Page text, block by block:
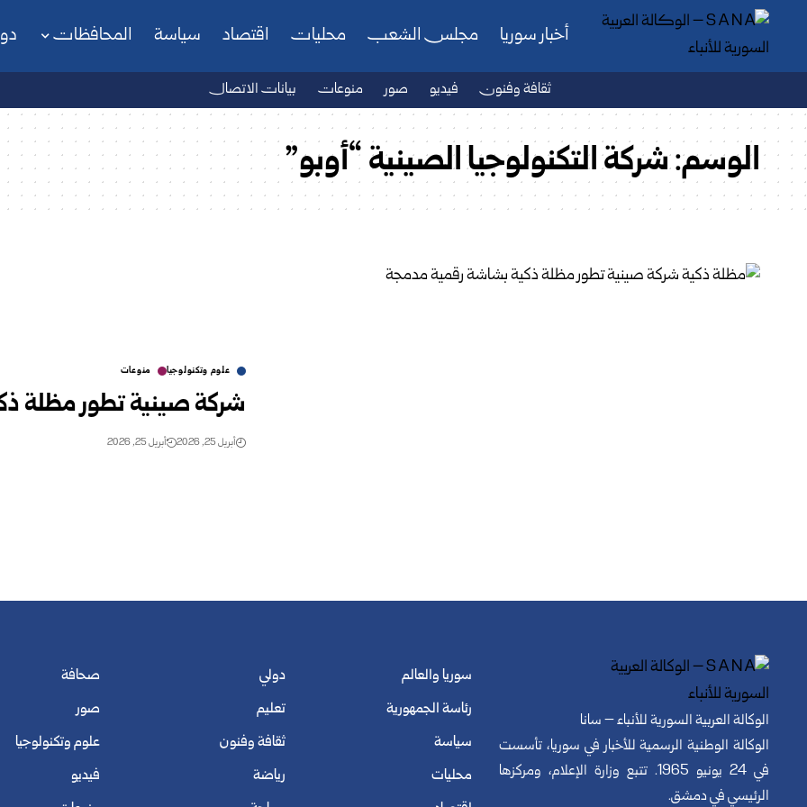
أخبار سوريا مجلس الشعب محليات اقتصاد سياسة المحافظات
ثقافة وفنون فيديو صور منوعات بيانات الاتصال
الوسم:شركة التكنولوجيا الصينية “أوبو”
علوم وتكنولوجيا منوعات
شركة صينية تطور مظلة
أبريل 25, 2026 أبريل 25, 2026
الوكالة العربية السورية للأنباء – سانا
الوكالة الوطنية الرسمية للأخبار في سوريا، تأسست
في 24 يونيو 1965. تتبع وزارة الإعلام، ومركزها
الرئيسي في دمشق.
سوريا والعالم
رئاسة الجمهورية
سياسة
محليات
دولي
تعليم
ثقافة وفنون
رياضة
صحافة
صور
علوم وتكنولوجيا
فيديو